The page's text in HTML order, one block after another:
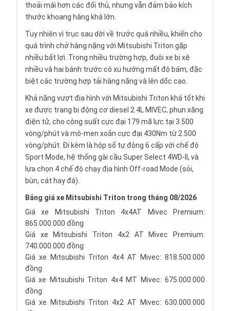
thoải mái hơn các đối thủ, nhưng vẫn đảm bảo kích
thước khoang hàng khá lớn.
Tuy nhiên vì trục sau dời về trước quá nhiều, khiến cho
quá trình chở hàng nặng với Mitsubishi Triton gặp
nhiều bất lợi. Trong nhiều trường hợp, đuôi xe bị xệ
nhiều và hai bánh trước có xu hướng mất độ bám, đặc
biệt các trường hợp tải hàng nặng và lên dốc cao.
Khả năng vượt địa hình với Mitsubishi Triton khá tốt khi
xe được trang bị động cơ diesel 2.4L MIVEC, phun xăng
điện tử, cho công suất cực đại 179 mã lực tại 3.500
vòng/phút và mô-men xoắn cực đại 430Nm từ 2.500
vòng/phút. Đi kèm là hộp số tự động 6 cấp với chế độ
Sport Mode, hệ thống gài cầu Super Select 4WD-II, và
lựa chọn 4 chế độ chạy địa hình Off-road Mode (sỏi,
bùn, cát hay đá).
Bảng giá xe Mitsubishi Triton trong tháng 08/2026
Giá xe Mitsubishi Triton 4x4AT Mivec Premium:
865.000.000 đồng
Giá xe Mitsubishi Triton 4x2 AT Mivec Premium:
740.000.000 đồng
Giá xe Mitsubishi Triton 4x4 AT Mivec: 818.500.000
đồng
Giá xe Mitsubishi Triton 4x4 MT Mivec: 675.000.000
đồng
Giá xe Mitsubishi Triton 4x2 AT Mivec: 630.000.000